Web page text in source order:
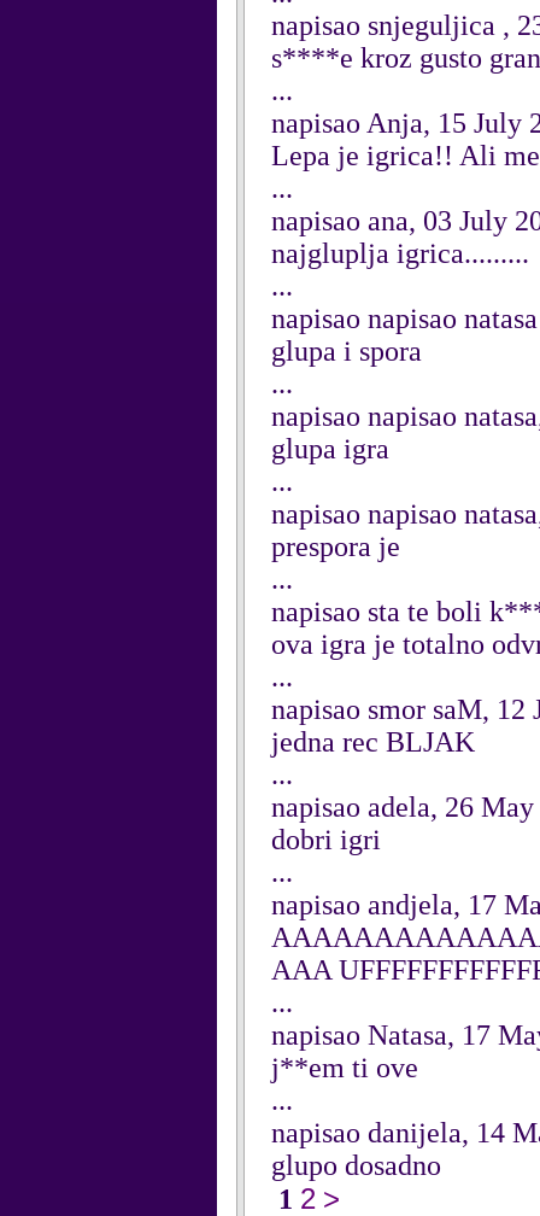
napisao snjeguljica ,
s****e kroz gusto
...
napisao Anja, 15 July
Lepa je igrica!! Ali
...
napisao ana, 03 July
najgluplja igrica.........
...
napisao napisao
glupa i spora
...
napisao napisao
glupa igra
...
napisao napisao
prespora je
...
napisao sta te boli
ova igra je totalno
...
napisao smor saM, 12
jedna rec BLJAK
...
napisao adela, 26
dobri igri
...
napisao andjela, 17
AAA
...
napisao Natasa, 17
j**em ti ove
...
napisao danijela, 14
glupo dosadno
1 2 >